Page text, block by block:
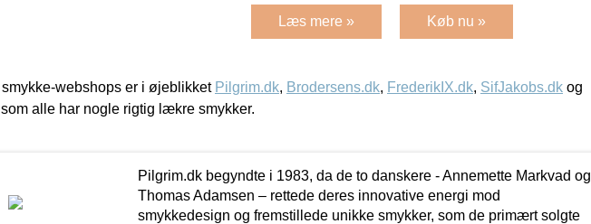
Læs mere » Køb nu »
webshops er i øjeblikket Pilgrim.dk, Brodersens.dk, FrederikIX.dk, SifJakobs.dk og
som alle har nogle rigtig lækre smykker.
Pilgrim.dk begyndte i 1983, da de to danskere - Annemette Markvad og
Thomas Adamsen – rettede deres innovative energi mod
smykkedesign og fremstillede unikke smykker, som de primært solgte